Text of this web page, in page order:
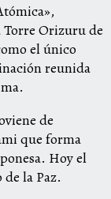
Orizuru de
el único
reunida
de
que forma
Hoy el
la Paz.